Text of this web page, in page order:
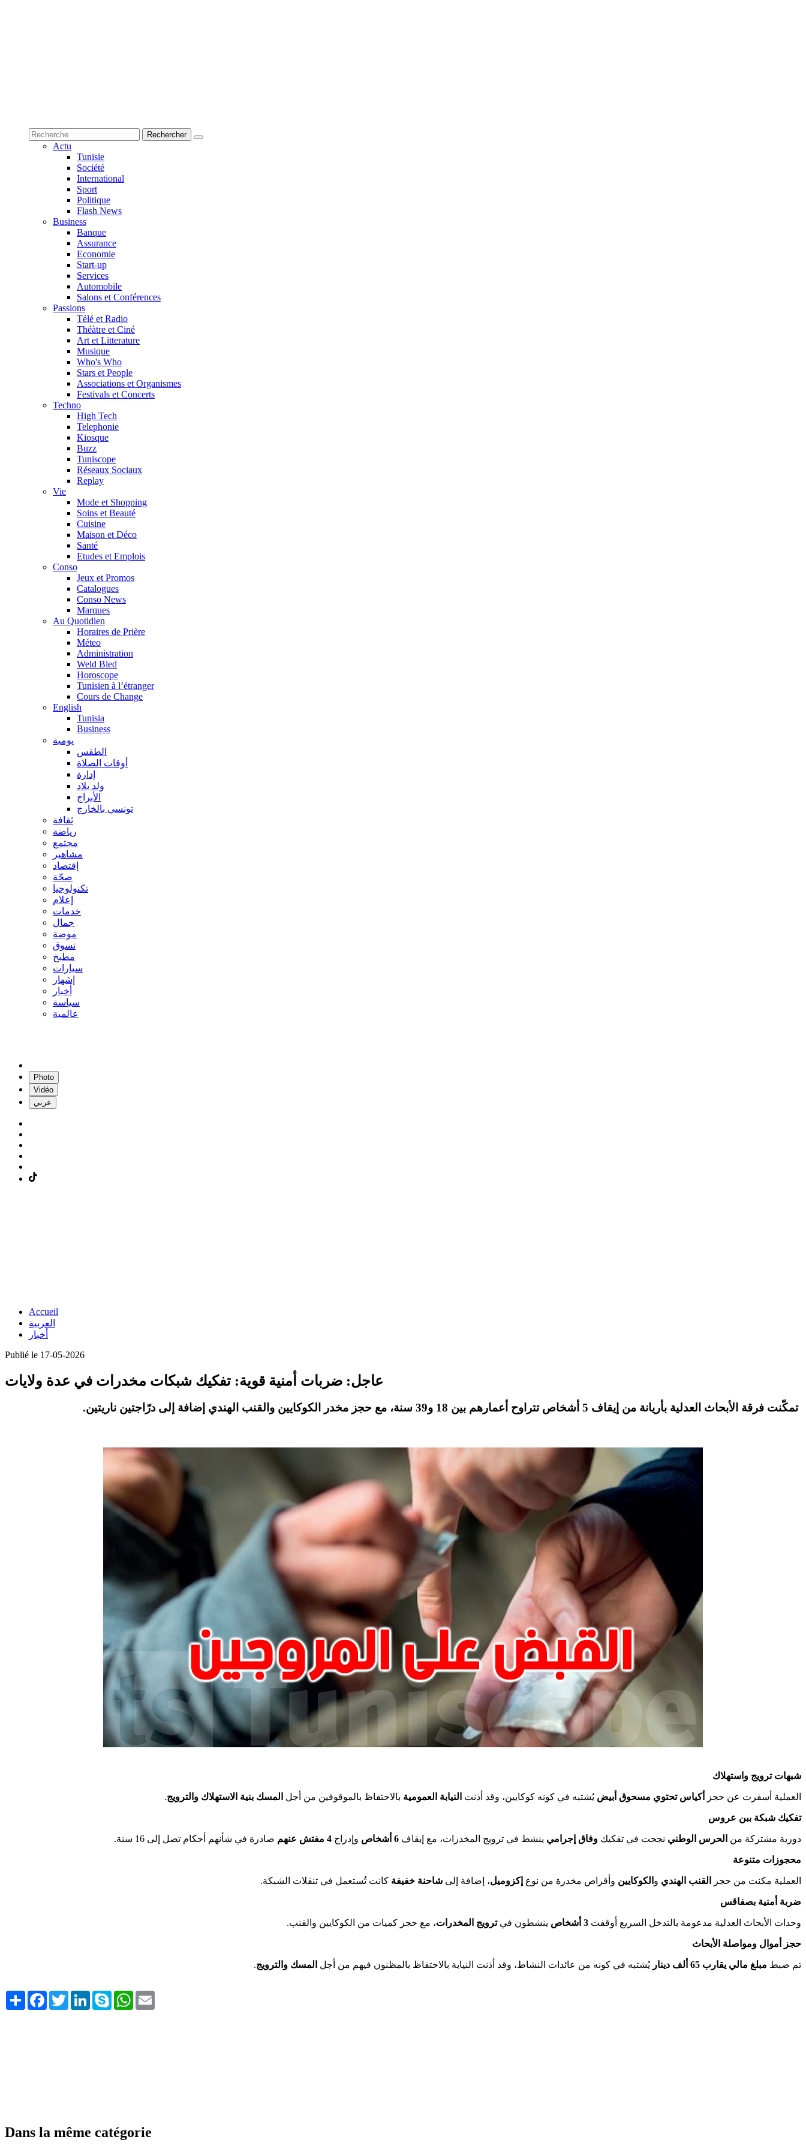
Actu
Tunisie
Société
International
Sport
Politique
Flash News
Business
Banque
Assurance
Economie
Start-up
Services
Automobile
Salons et Conférences
Passions
Télé et Radio
Théàtre et Ciné
Art et Litterature
Musique
Who's Who
Stars et People
Associations et Organismes
Festivals et Concerts
Techno
High Tech
Telephonie
Kiosque
Buzz
Tuniscope
Réseaux Sociaux
Replay
Vie
Mode et Shopping
Soins et Beauté
Cuisine
Maison et Déco
Santé
Etudes et Emplois
Conso
Jeux et Promos
Catalogues
Conso News
Marques
Au Quotidien
Horaires de Prière
Méteo
Administration
Weld Bled
Horoscope
Tunisien à l’étranger
Cours de Change
English
Tunisia
Business
يومية
الطقس
أوقات الصلاة
إدارة
ولد بلاد
الأبراج
تونسي بالخارج
ثقافة
رياضة
مجتمع
مشاهير
إقتصاد
صحّة
تكنولوجيا
إعلام
خدمات
جمال
موضة
تسوق
مطبخ
سيارات
إشهار
أخبار
سياسة
عالمية
Photo
Vidéo
عربي
Accueil
العربية
أخبار
Publié le 17-05-2026
عاجل: ضربات أمنية قوية: تفكيك شبكات مخدرات في عدة ولايات
تمكّنت فرقة الأبحاث العدلية بأريانة من إيقاف 5 أشخاص تتراوح أعمارهم بين 18 و39 سنة، مع حجز مخدر الكوكايين و القنب الهندي إضافة إلى درّاجتين ناريتين.
شبهات ترويج واستهلاك
العملية أسفرت عن حجز أكياس تحتوي مسحوق أبيض يُشتبه في كونه كوكايين، وقد أذنت النيابة العمومية بالاحتفاظ بالموقوفين من أجل المسك بنية الاستهلاك والترويج.
تفكيك شبكة ببن عروس
دورية مشتركة من الحرس الوطني نجحت في تفكيك وفاق إجرامي ينشط في ترويج المخدرات، مع إيقاف 6 أشخاص وإدراج 4 مفتش عنهم صادرة في شأنهم أحكام تصل إلى 16 سنة.
محجوزات متنوعة
العملية مكنت من حجز القنب الهندي و الكوكايين وأقراص مخدرة من نوع إكزوميل، إضافة إلى شاحنة خفيفة كانت تُستعمل في تنقلات الشبكة.
ضربة أمنية بصفاقس
وحدات الأبحاث العدلية مدعومة بالتدخل السريع أوقفت 3 أشخاص ينشطون فيترويج المخدرات، مع حجز كميات من الكوكايين والقنب.
حجز أموال ومواصلة الأبحاث
تم ضبط مبلغ مالي يقارب 65 ألف دينار يُشتبه في كونه من عائدات النشاط، وقد أذنت النيابة بالاحتفاظ بالمظنون فيهم من أجل المسك والترويج.
Share FacebookTwitterLinkedInSkype WhatsApp
Dans la même catégorie